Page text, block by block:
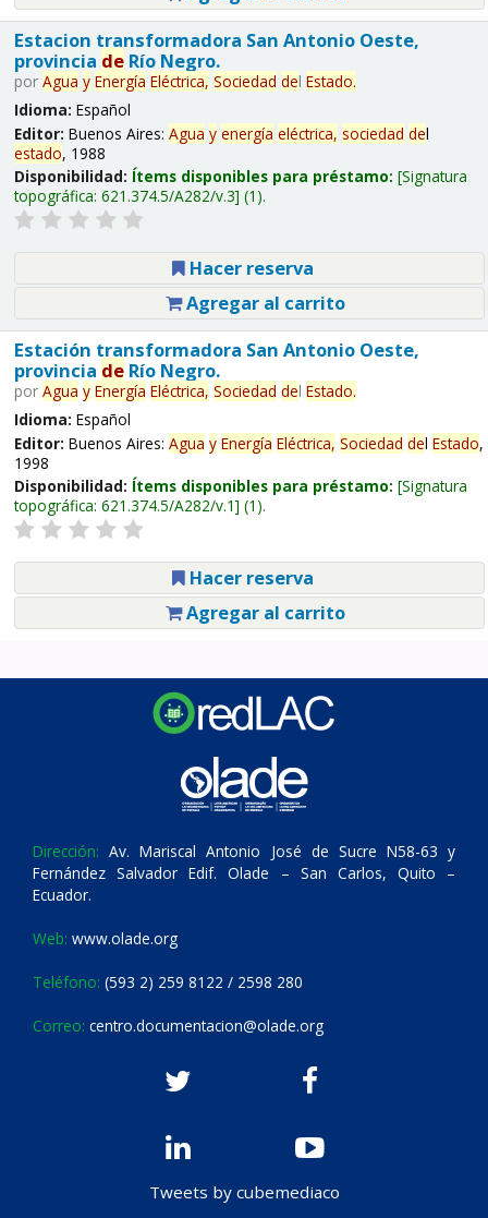
Estacion transformadora San Antonio Oeste,
provincia deRío Negro.
por Agua y Energía Eléctrica, Sociedad del Estado.
Idioma: Español
Editor: Buenos Aires: Agua y energía eléctrica, sociedad del
estado, 1988
Disponibilidad: Ítems disponibles para préstamo: Signatura
topográfica: 621.374.5/A282/v.3 (1).
Hacer reserva
Agregar al carrito
Estación transformadora San Antonio Oeste,
provincia deRío Negro.
por Agua y Energía Eléctrica, Sociedad del Estado.
Idioma: Español
Editor: Buenos Aires: Agua y Energía Eléctrica, Sociedad del Estado,
1998
Disponibilidad: Ítems disponibles para préstamo: Signatura
topográfica: 621.374.5/A282/v.1 (1).
Hacer reserva
Agregar al carrito
Dirección: Av. Mariscal Antonio José de Sucre N58-63 y
Fernández Salvador Edif. Olade – San Carlos, Quito –
Ecuador.
Web: www.olade.org
Teléfono: (593 2) 259 8122 / 2598 280
Correo: centro.documentacion@olade.org
Tweets by cubemediaco